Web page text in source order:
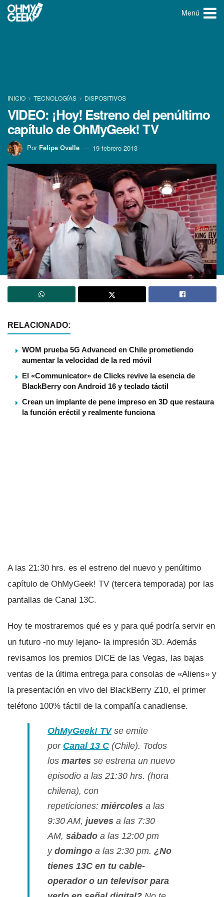
Menú
INICIO TECNOLOGÍ­AS DISPOSITIVOS
VIDEO: ¡Hoy! Estreno del penúltimo
capí­tulo de OhMyGeek! TV
Por Felipe Ovalle 19 febrero 2013
RELACIONADO:
WOM prueba 5G Advanced en Chile prometiendo
aumentar la velocidad de la red móvil
El «Communicator» de Clicks revive la esencia de
BlackBerry con Android 16 y teclado táctil
Crean un implante de pene impreso en 3D que restaura
la función eréctil y realmente funciona
A las 21:30 hrs. es el estreno del nuevo y penúltimo
capí­tulo de OhMyGeek! TV (tercera temporada) por las
pantallas de Canal 13C.
Hoy te mostraremos qué es y para qué podrí­a servir en
un futuro -no muy lejano- la impresión 3D. Además
revisamos los premios DICE de las Vegas, las bajas
ventas de la última entrega para consolas de «Aliens» y
la presentación en vivo del BlackBerry Z10, el primer
teléfono 100% táctil de la compañí­a canadiense.
OhMyGeek! TVse emite
por Canal 13 C (Chile). Todos
los martes se estrena un nuevo
episodio a las 21:30 hrs. (hora
chilena), con
repeticiones: miércoles a las
9:30 AM, jueves a las 7:30
AM, sábado a las 12:00 pm
y domingo a las 2:30 pm. ¿No
tienes 13C en tu cable-
operador o un televisor para